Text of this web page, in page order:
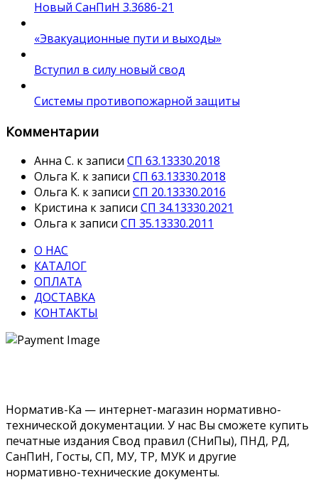
Новый СанПиН 3.3686-21
«Эвакуационные пути и выходы»
Вступил в силу новый свод
Системы противопожарной защиты
Комментарии
Анна С. к записи СП 63.13330.2018
Ольга К. к записи СП 63.13330.2018
Ольга К. к записи СП 20.13330.2016
Кристина к записи СП 34.13330.2021
Ольга к записи СП 35.13330.2011
О НАС
КАТАЛОГ
ОПЛАТА
ДОСТАВКА
КОНТАКТЫ
Норматив-Ка — интернет-магазин нормативно-
технической документации. У нас Вы сможете купить
печатные издания Свод правил (СНиПы), ПНД, РД,
СанПиН, Госты, СП, МУ, ТР, МУК и другие
нормативно-технические документы.